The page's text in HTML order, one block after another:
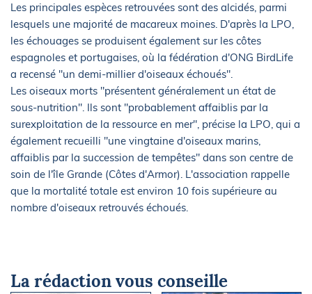
Les principales espèces retrouvées sont des alcidés, parmi
lesquels une majorité de macareux moines. D'après la LPO,
les échouages se produisent également sur les côtes
espagnoles et portugaises, où la fédération d'ONG BirdLife
a recensé "un demi-millier d'oiseaux échoués".
Les oiseaux morts "présentent généralement un état de
sous-nutrition". Ils sont "probablement affaiblis par la
surexploitation de la ressource en mer", précise la LPO, qui a
également recueilli "une vingtaine d'oiseaux marins,
affaiblis par la succession de tempêtes" dans son centre de
soin de l'île Grande (Côtes d'Armor). L'association rappelle
que la mortalité totale est environ 10 fois supérieure au
nombre d'oiseaux retrouvés échoués.
La rédaction vous conseille